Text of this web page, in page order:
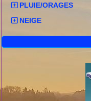
PLUIE/ORAGES
NEIGE
Il neige sur l'Isère de
Savoie.
La perturbation
se situe entre autre
Une nouvelle
de l'Auvergne ; elle
l'Auvergne et l'ouest
jusqu'en début de